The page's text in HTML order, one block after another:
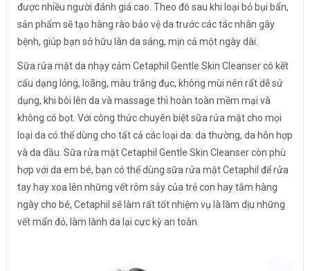
được nhiều người đánh giá cao. Theo đó sau khi loại bỏ bụi bẩn,
sản phẩm sẽ tạo hàng rào bảo vệ da trước các tác nhân gây
bệnh, giúp bạn sở hữu làn da sáng, mịn cả một ngày dài.
Sữa rửa mặt da nhạy cảm Cetaphil Gentle Skin Cleanser có kết
cấu dạng lỏng, loãng, màu trắng đục, không mùi nên rất dễ sử
dụng, khi bôi lên da và massage thì hoàn toàn mềm mại và
không có bọt. Với công thức chuyên biệt sữa rửa mặt cho mọi
loại da có thể dùng cho tất cả các loại da: da thường, da hỗn hợp
và da dầu. Sữa rửa mặt Cetaphil Gentle Skin Cleanser còn phù
hợp với da em bé, bạn có thể dùng sữa rửa mặt Cetaphil để rửa
tay hay xoa lên những vết rôm sảy của trẻ con hay tắm hàng
ngày cho bé, Cetaphil sẽ làm rất tốt nhiệm vụ là làm dịu những
vết mẩn đỏ, làm lành da lại cực kỳ an toàn.